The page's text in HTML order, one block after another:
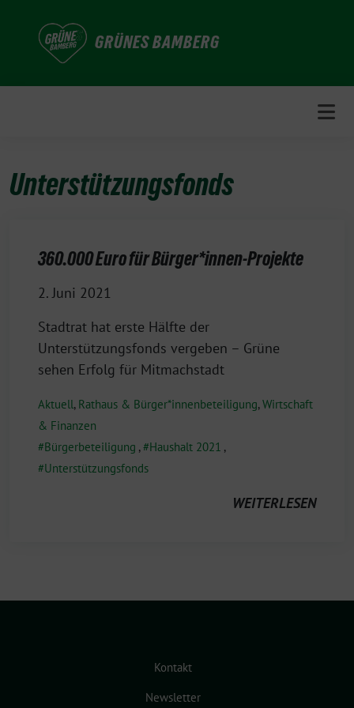
GRÜNES BAMBERG
Unterstützungsfonds
360.000 Euro für Bürger*innen-Projekte
2. Juni 2021
Stadtrat hat erste Hälfte der
Unterstützungsfonds vergeben – Grüne
sehen Erfolg für Mitmachstadt
Aktuell, Rathaus & Bürger*innenbeteiligung,Wirtschaft
& Finanzen
Bürgerbeteiligung , Haushalt 2021 ,
Unterstützungsfonds
WEITERLESEN
Kontakt
Newsletter